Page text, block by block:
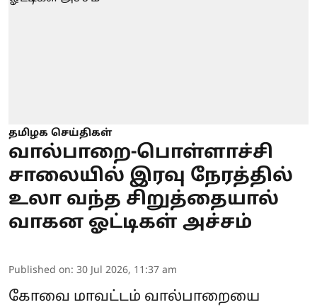
தமிழக செய்திகள்
வால்பாறை-பொள்ளாச்சி
சாலையில் இரவு நேரத்தில்
உலா வந்த சிறுத்தையால்
வாகன ஓட்டிகள் அச்சம்
Published on: 30 Jul 2026, 11:37 am
கோவை மாவட்டம் வால்பாறையை